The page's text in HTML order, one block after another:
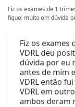
Fiz os exames de 1
fiquei muito em dúvida
Fiz os exames
VDRL deu
dúvida por eu
antes de mim
VDRL então
VDRL em
ambos deram